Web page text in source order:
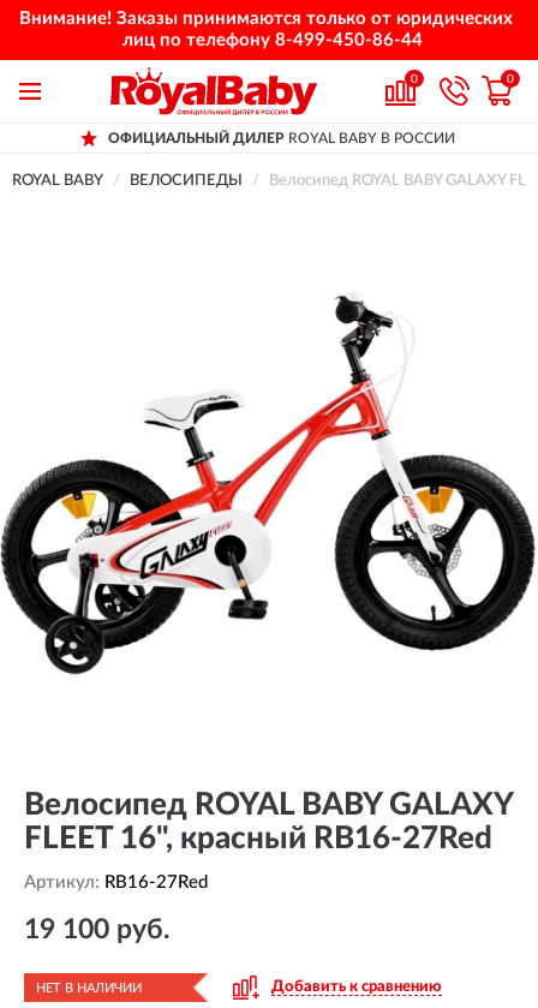
Внимание! Заказы принимаются только от юридических
лиц по телефону 8-499-450-86-44
0 0
ОФИЦИАЛЬНЫЙ ДИЛЕР ROYAL BABY В РОССИИ
ROYAL BABY ВЕЛОСИПЕДЫ Велосипед ROYAL BABY GALAXY
Велосипед ROYAL BABY GALAXY
FLEET 16", красный RB16-27Red
Артикул: RB16-27Red
19 100 руб.
НЕТ В НАЛИЧИИ Добавить к сравнению